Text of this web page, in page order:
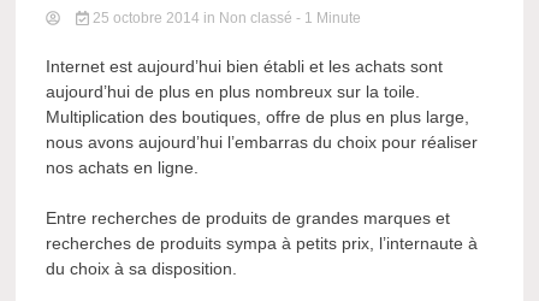
25 octobre 2014 in Non classé - 1 Minute
Internet est aujourd’hui bien établi et les achats sont
aujourd’hui de plus en plus nombreux sur la toile.
Multiplication des boutiques, offre de plus en plus large,
nous avons aujourd’hui l’embarras du choix pour réaliser
nos achats en ligne.
Entre recherches de produits de grandes marques et
recherches de produits sympa à petits prix, l’internaute à
du choix à sa disposition.